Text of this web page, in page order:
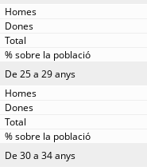
De 25 a 29 anys
De 30 a 34 anys